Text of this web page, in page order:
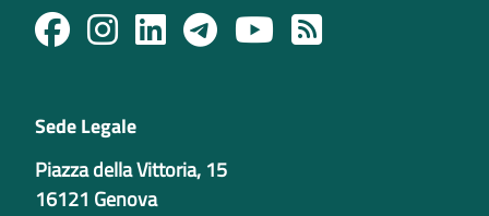
Sede Legale
Piazza della Vittoria, 15
16121 Genova